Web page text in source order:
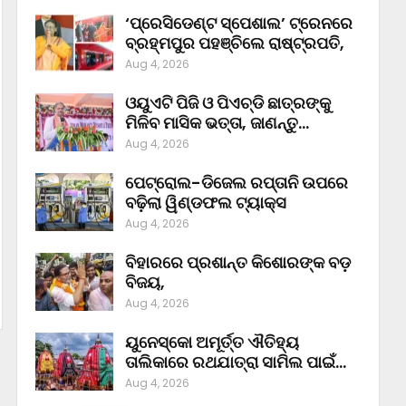
‘ପ୍ରେସିଡେଣ୍ଟ ସ୍ପେଶାଲ’ ଟ୍ରେନରେ
ବ୍ରହ୍ମପୁର ପହଞ୍ଚିଲେ ରାଷ୍ଟ୍ରପତି,
Aug 4, 2026
ଓୟୁଏଟି ପିଜି ଓ ପିଏଚ୍‌ଡି ଛାତ୍ରଙ୍କୁ
ମିଳିବ ମାସିକ ଭତ୍ତା, ଜାଣନ୍ତୁ…
Aug 4, 2026
ପେଟ୍ରୋଲ-ଡିଜେଲ ରପ୍ତାନି ଉପରେ
ବଢ଼ିଲା ୱିଣ୍ଡଫଲ ଟ୍ୟାକ୍ସ
Aug 4, 2026
ବିହାରରେ ପ୍ରଶାନ୍ତ କିଶୋରଙ୍କ ବଡ଼
ବିଜୟ,
Aug 4, 2026
ୟୁନେସ୍କୋ ଅମୂର୍ତ୍ତ ଐତିହ୍ୟ
ତାଲିକାରେ ରଥଯାତ୍ରା ସାମିଲ ପାଇଁ…
Aug 4, 2026